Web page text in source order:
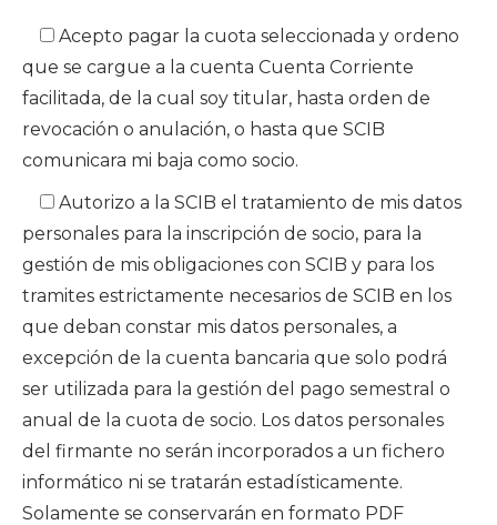
Acepto pagar la cuota seleccionada y ordeno
que se cargue a la cuenta Cuenta Corriente
facilitada, de la cual soy titular, hasta orden de
revocación o anulación, o hasta que SCIB
comunicara mi baja como socio.
Autorizo a la SCIB el tratamiento de mis datos
personales para la inscripción de socio, para la
gestión de mis obligaciones con SCIB y para los
tramites estrictamente necesarios de SCIB en los
que deban constar mis datos personales, a
excepción de la cuenta bancaria que solo podrá
ser utilizada para la gestión del pago semestral o
anual de la cuota de socio. Los datos personales
del firmante no serán incorporados a un fichero
informático ni se tratarán estadísticamente.
Solamente se conservarán en formato PDF